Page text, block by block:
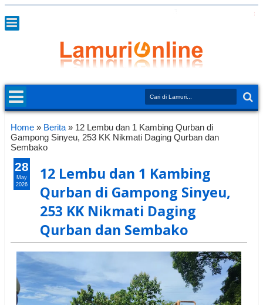
Home » Berita » 12 Lembu dan 1 Kambing Qurban di
Gampong Sinyeu, 253 KK Nikmati Daging Qurban dan
Sembako
12 Lembu dan 1 Kambing
Qurban di Gampong Sinyeu,
253 KK Nikmati Daging
Qurban dan Sembako
28
May
2026